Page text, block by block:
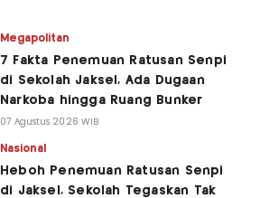
Megapolitan
7 Fakta Penemuan Ratusan Senpi
di Sekolah Jaksel, Ada Dugaan
Narkoba hingga Ruang Bunker
07 Agustus 2026 WIB
Nasional
Heboh Penemuan Ratusan Senpi
di Jaksel, Sekolah Tegaskan Tak